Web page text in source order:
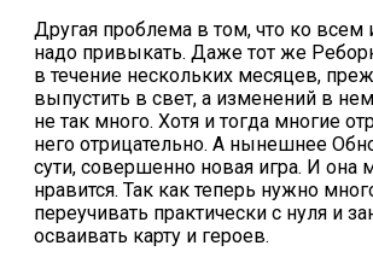
Другая проблема в том, что ко
надо привыкать. Даже тот же
в течение нескольких месяцев,
выпустить в свет, а изменений в
не так много. Хотя и тогда многие
него отрицательно. А нынешнее
сути, совершенно новая игра. И она
нравится. Так как теперь нужно
переучивать практически с нуля и
осваивать карту и героев.